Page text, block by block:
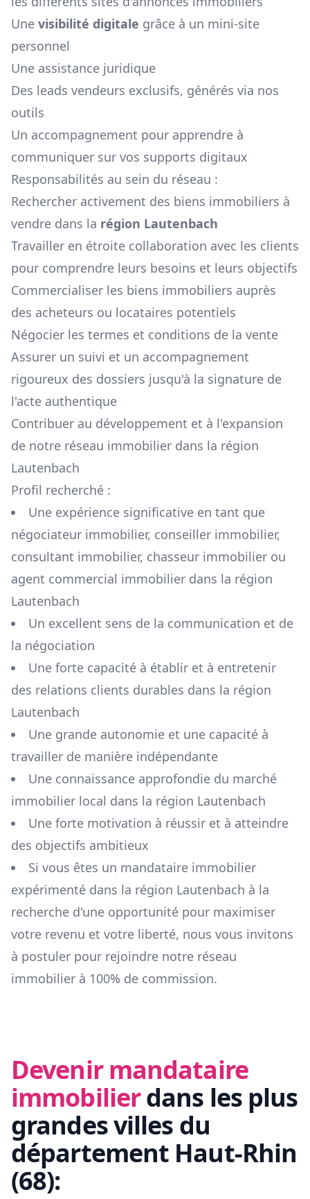
Une visibilité digitale grâce à un mini-site
personnel
Une assistance juridique
Des leads vendeurs exclusifs, générés via nos
outils
Un accompagnement pour apprendre à
communiquer sur vos supports digitaux
Responsabilités au sein du réseau :
Rechercher activement des biens immobiliers à
vendre dans la région Lautenbach
Travailler en étroite collaboration avec les clients
pour comprendre leurs besoins et leurs objectifs
Commercialiser les biens immobiliers auprès
des acheteurs ou locataires potentiels
Négocier les termes et conditions de la vente
Assurer un suivi et un accompagnement
rigoureux des dossiers jusqu'à la signature de
l'acte authentique
Contribuer au développement et à l'expansion
de notre réseau immobilier dans la région
Lautenbach
Profil recherché :
Une expérience significative en tant que
négociateur immobilier, conseiller immobilier,
consultant immobilier, chasseur immobilier ou
agent commercial immobilier dans la région
Lautenbach
Un excellent sens de la communication et de
la négociation
Une forte capacité à établir et à entretenir
des relations clients durables dans la région
Lautenbach
Une grande autonomie et une capacité à
travailler de manière indépendante
Une connaissance approfondie du marché
immobilier local dans la région Lautenbach
Une forte motivation à réussir et à atteindre
des objectifs ambitieux
Si vous êtes un mandataire immobilier
expérimenté dans la région Lautenbach à la
recherche d'une opportunité pour maximiser
votre revenu et votre liberté, nous vous invitons
à postuler pour rejoindre notre réseau
immobilier à 100% de commission.
Devenir mandataire
immobilierdans les plus
grandes villes du
département Haut-Rhin
(68):